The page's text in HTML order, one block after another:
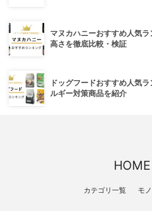
マヌカハニーおすすめ人気
高さを徹底比較・検証
ドッグフードおすすめ人気
ルギー対策商品を紹介
HOME
カテゴリ一覧 モ